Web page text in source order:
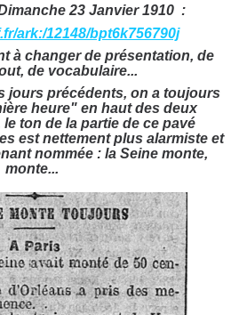
23 Janvier 1910 :
ark:/12148/bpt6k756790j
à changer de présentation, de
de vocabulaire...
jours précédents, on a toujours
heure" en haut des deux
ton de la partie de ce pavé
est nettement plus alarmiste et
nommée : la Seine monte,
monte...